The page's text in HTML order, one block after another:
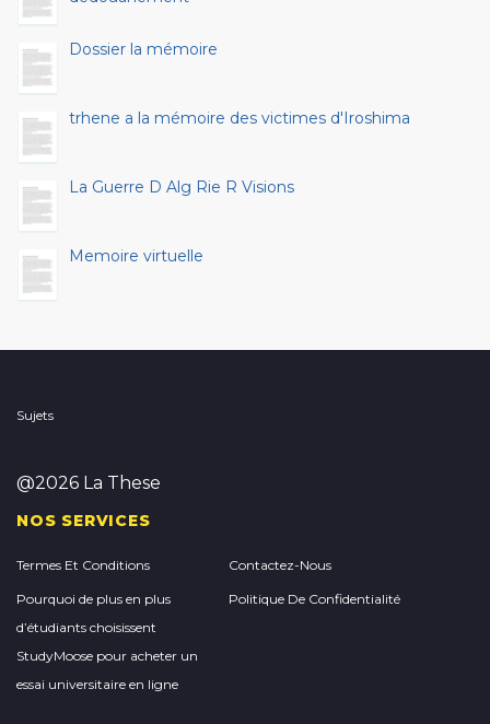
Dossier la mémoire
trhene a la mémoire des victimes d'Iroshima
La Guerre D Alg Rie R Visions
Memoire virtuelle
Sujets
@2026 La These
NOS SERVICES
Termes Et Conditions Contactez-Nous
Pourquoi de plus en plus
d’étudiants choisissent
StudyMoose pour acheter un
essai universitaire en ligne
Politique De Confidentialité